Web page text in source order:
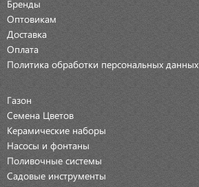
Бренды
Оптовикам
Доставка
Оплата
Политика обработки персональных данных
Газон
Семена Цветов
Керамические наборы
Насосы и фонтаны
Поливочные системы
Садовые инструменты